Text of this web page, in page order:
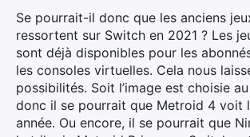
Se pourrait-il donc que les anciens
ressortent sur Switch en 2021 ? Les
sont déjà disponibles pour les
les consoles virtuelles. Cela nous
possibilités. Soit l’image est choisie
donc il se pourrait que Metroid 4 voit
année. Ou encore, il se pourrait que